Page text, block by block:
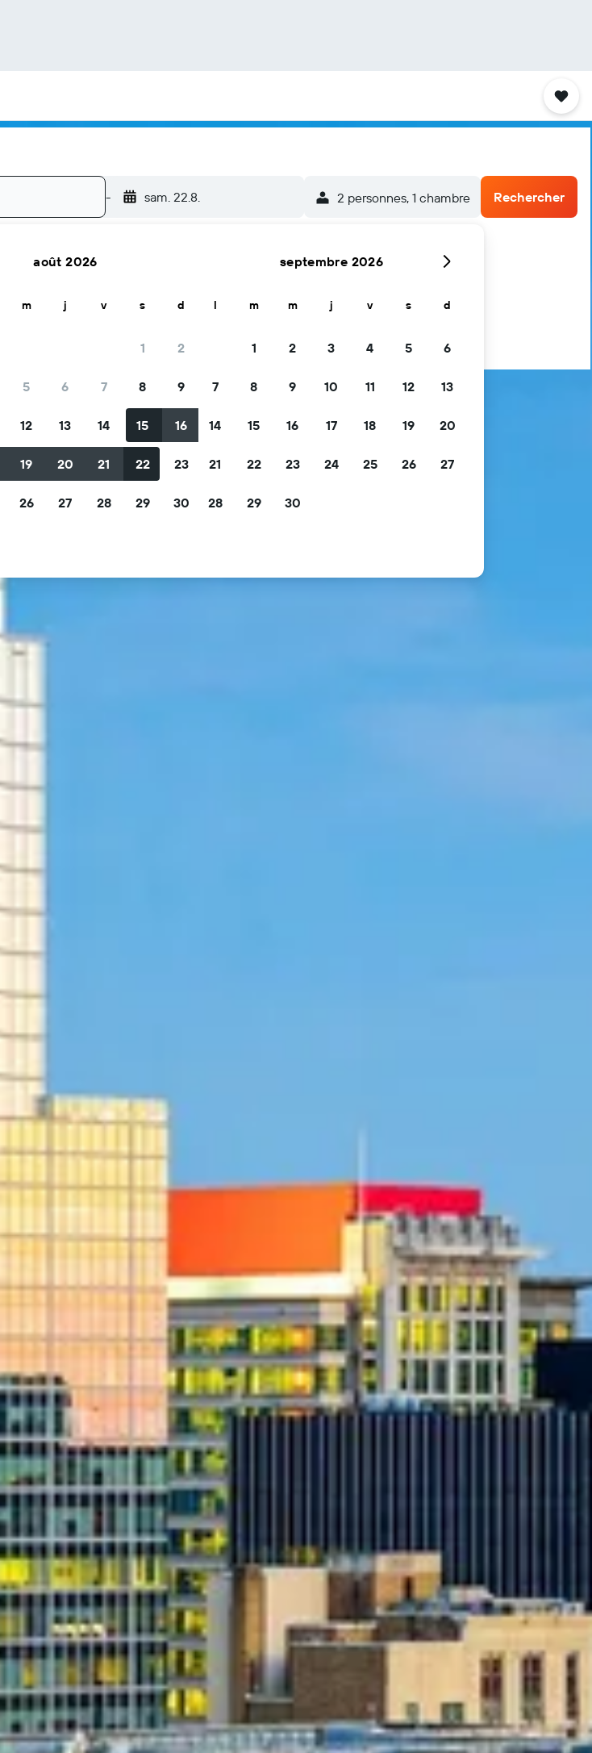
- sam. 22.8. 2 personnes, 1 chambre Rechercher
août 2026
m j v s d
1 2
5 6 7 8 9
12 13 14 15 16
19 20 21 22 23
26 27 28 29 30
septembre 2026
l m m j v s d
1 2 3 4 5 6
7 8 9 10 11 12 13
14 15 16 17 18 19 20
21 22 23 24 25 26 27
28 29 30